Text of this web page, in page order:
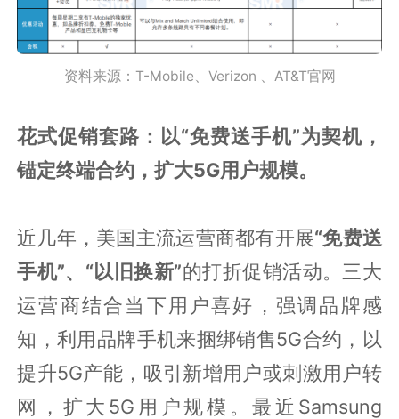
资料来源：T-Mobile、Verizon 、AT&T官网
花式促销套路：以“免费送手机”为契机，
锚定终端合约，扩大5G用户规模。
近几年，美国主流运营商都有开展“免费送
手机”、“以旧换新”的打折促销活动。三大
运营商结合当下用户喜好，强调品牌感
知，利用品牌手机来捆绑销售5G合约，以
提升5G产能，吸引新增用户或刺激用户转
网，扩大5G用户规模。最近Samsung